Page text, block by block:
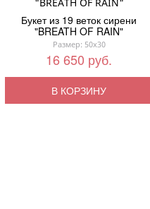
Букет из 19 веток сирени
"BREATH OF RAIN"
Размер: 50x30
16 650 руб.
В КОРЗИНУ